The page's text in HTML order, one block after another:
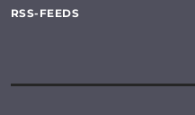
RSS-FEEDS